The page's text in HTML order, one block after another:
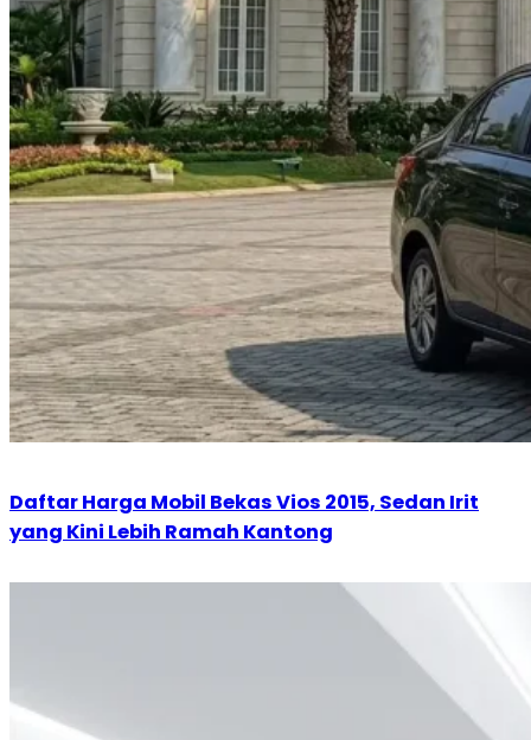
Daftar Harga Mobil Bekas Vios 2015, Sedan Irit
yang Kini Lebih Ramah Kantong